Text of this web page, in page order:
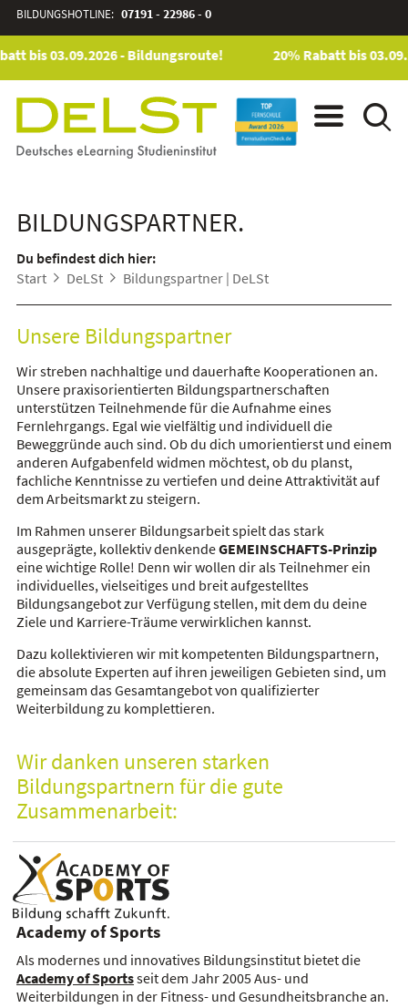
BILDUNGSHOTLINE: 07191 - 22986 - 0
bis 03.09.2026 - Bildungsroute! 20% Rabatt bis
BILDUNGSPARTNER.
Du befindest dich hier:
Start
DeLSt Bildungspartner | DeLSt
Unsere Bildungspartner
Wir streben nachhaltige und dauerhafte Kooperationen an.
Unsere praxisorientierten Bildungspartnerschaften
unterstützen Teilnehmende für die Aufnahme eines
Fernlehrgangs. Egal wie vielfältig und individuell die
Beweggründe auch sind. Ob du dich umorientierst und einem
anderen Aufgabenfeld widmen möchtest, ob du planst,
fachliche Kenntnisse zu vertiefen und deine Attraktivität auf
dem Arbeitsmarkt zu steigern.
Im Rahmen unserer Bildungsarbeit spielt das stark
ausgeprägte, kollektiv denkendeGEMEINSCHAFTS-Prinzip
eine wichtige Rolle! Denn wir wollen dir als Teilnehmer ein
individuelles, vielseitiges und breit aufgestelltes
Bildungsangebot zur Verfügung stellen, mit dem du deine
Ziele und Karriere-Träume verwirklichen kannst.
Dazu kollektivieren wir mit kompetenten Bildungspartnern,
die absolute Experten auf ihren jeweiligen Gebieten sind, um
gemeinsam das Gesamtangebot von qualifizierter
Weiterbildung zu komplettieren.
Wir danken unseren starken
Bildungspartnern für die gute
Zusammenarbeit:
Academy of Sports
Als modernes und innovatives Bildungsinstitut bietet die
Academy of Sportsseit dem Jahr 2005 Aus- und
Weiterbildungen in der Fitness- und Gesundheitsbranche an.